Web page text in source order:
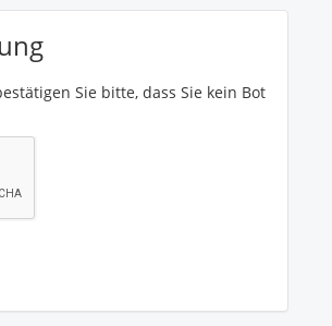
Sie bitte, dass Sie kein Bot